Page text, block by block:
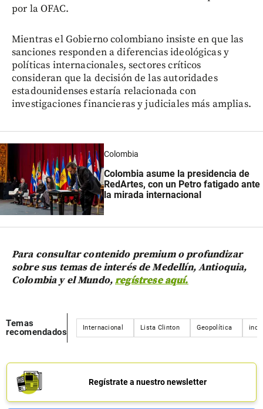
por la OFAC.
Mientras el Gobierno colombiano insiste en que las
sanciones responden a diferencias ideológicas y
políticas internacionales, sectores críticos
consideran que la decisión de las autoridades
estadounidenses estaría relacionada con
investigaciones financieras y judiciales más amplias.
Colombia
Colombia asume la presidencia de
RedArtes, con un Petro fatigado ante
la mirada internacional
Para consultar contenido premium o profundizar
sobre sus temas de interés de Medellín, Antioquia,
Colombia y el Mundo,regístrese aquí.
Temas
recomendados
Internacional Lista Clinton Geopolítica
Regístrate a nuestro newsletter